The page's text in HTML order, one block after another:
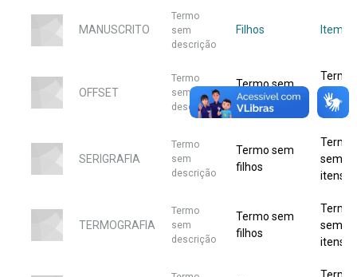
MANUSCRITO
Termo
sem
descrição
Filhos Item
OFFSET
Termo
sem
descrição
Termo sem
filhos
Termo
sem
itens
SERIGRAFIA
Termo
sem
descrição
Termo sem
filhos
Termo
sem
itens
TERMOGRAFIA
Termo
sem
descrição
Termo sem
filhos
Termo
sem
itens